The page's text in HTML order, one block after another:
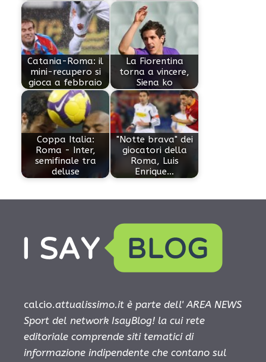
Catania-Roma: il
mini-recupero si
gioca a febbraio
La Fiorentina
torna a vincere,
Siena ko
Coppa Italia:
Roma - Inter,
semifinale tra
deluse
"Notte brava" dei
giocatori della
Roma, Luis
Enrique…
calcio.attualissimo.it è parte dell' AREA NEWS
Sport del network IsayBlog! la cui rete
editoriale comprende siti tematici di
informazione indipendente che contano sul